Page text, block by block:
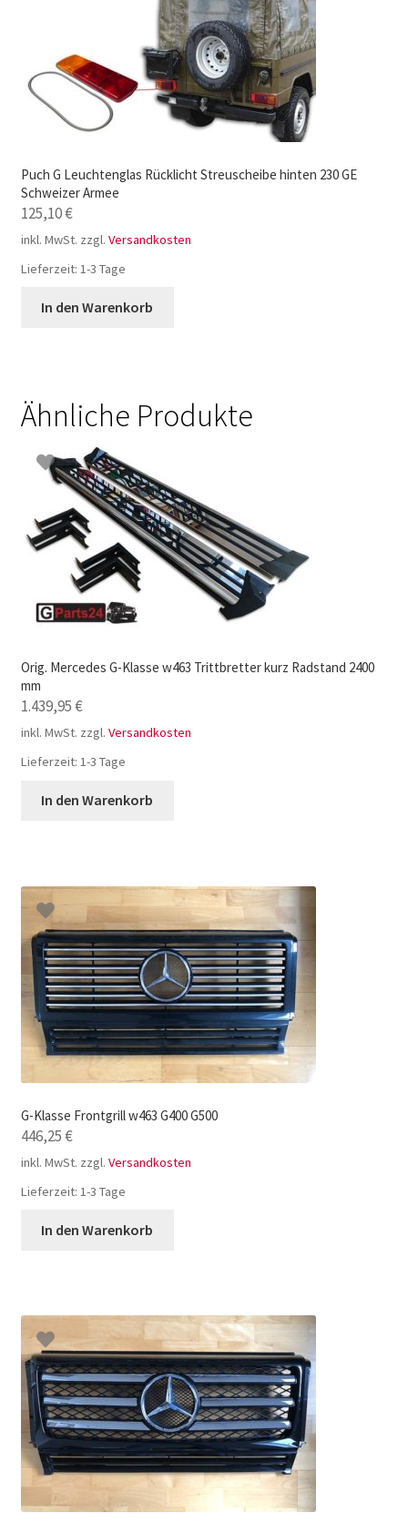
Puch G Leuchtenglas Rücklicht Streuscheibe hinten 230 GE
Schweizer Armee
125,10€
inkl. MwSt. zzgl. Versandkosten
Lieferzeit: 1-3 Tage
In den Warenkorb
Ähnliche Produkte
Orig. Mercedes G-Klasse w463 Trittbretter kurz Radstand 2400
mm
1.439,95€
inkl. MwSt. zzgl. Versandkosten
Lieferzeit: 1-3 Tage
In den Warenkorb
G-Klasse Frontgrill w463 G400 G500
446,25€
inkl. MwSt. zzgl. Versandkosten
Lieferzeit: 1-3 Tage
In den Warenkorb